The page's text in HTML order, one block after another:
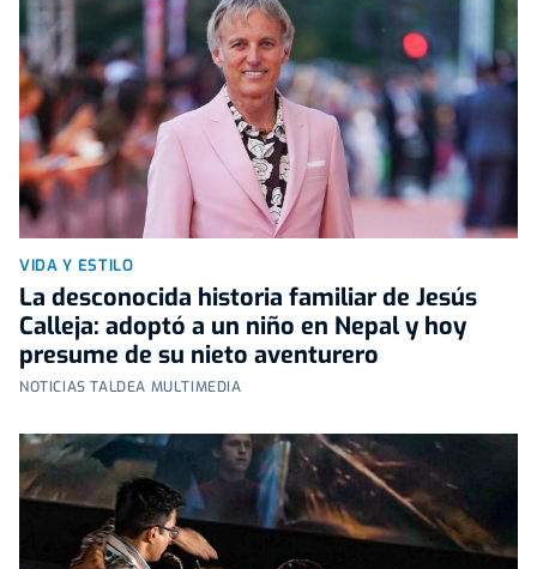
VIDA Y ESTILO
La desconocida historia familiar de Jesús
Calleja: adoptó a un niño en Nepal y hoy
presume de su nieto aventurero
NOTICIAS TALDEA MULTIMEDIA